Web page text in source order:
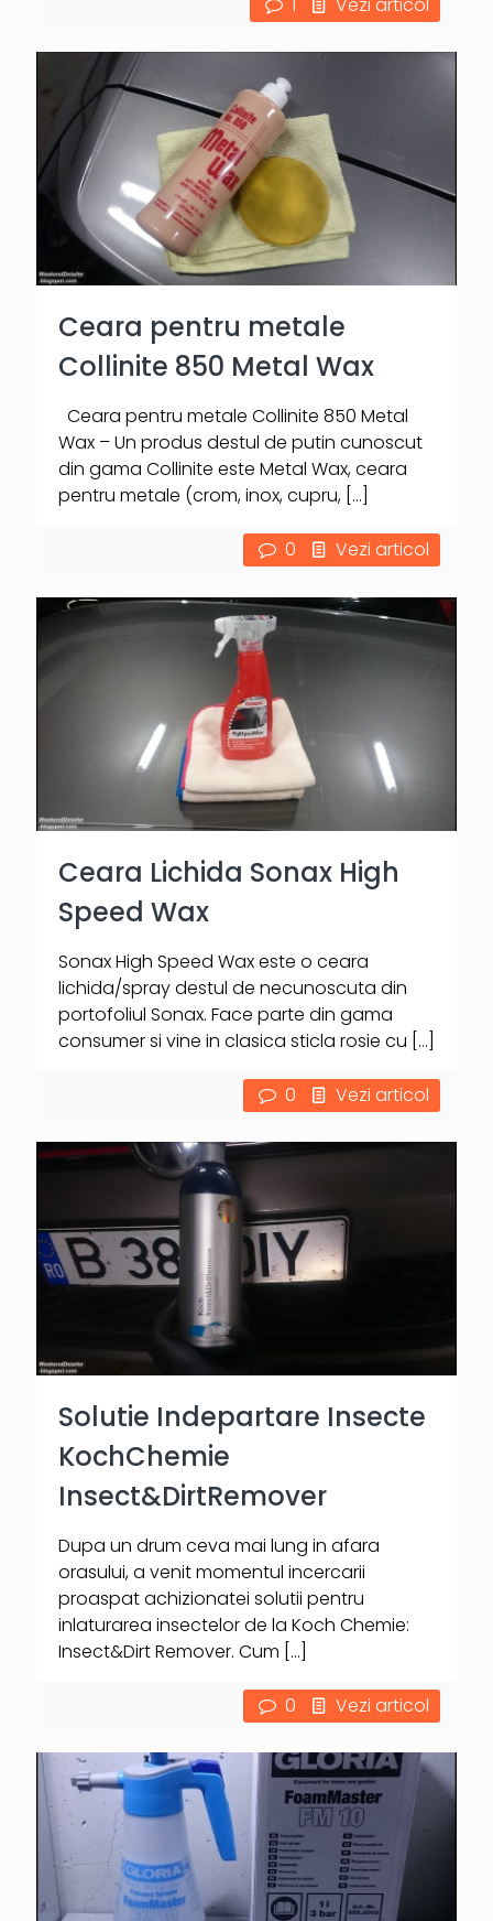
Ceara pentru metale
Collinite 850 Metal Wax
Ceara pentru metale Collinite 850 Metal
Wax – Un produs destul de putin cunoscut
din gama Collinite este Metal Wax, ceara
pentru metale (crom, inox, cupru, […]
0 Vezi articol
Ceara Lichida Sonax High
Speed Wax
Sonax High Speed Wax este o ceara
lichida/spray destul de necunoscuta din
portofoliul Sonax. Face parte din gama
consumer si vine in clasica sticla rosie cu […]
0 Vezi articol
Solutie Indepartare Insecte
KochChemie
Insect&DirtRemover
Dupa un drum ceva mai lung in afara
orasului, a venit momentul incercarii
proaspat achizionatei solutii pentru
inlaturarea insectelor de la Koch Chemie:
Insect&Dirt Remover. Cum […]
0 Vezi articol